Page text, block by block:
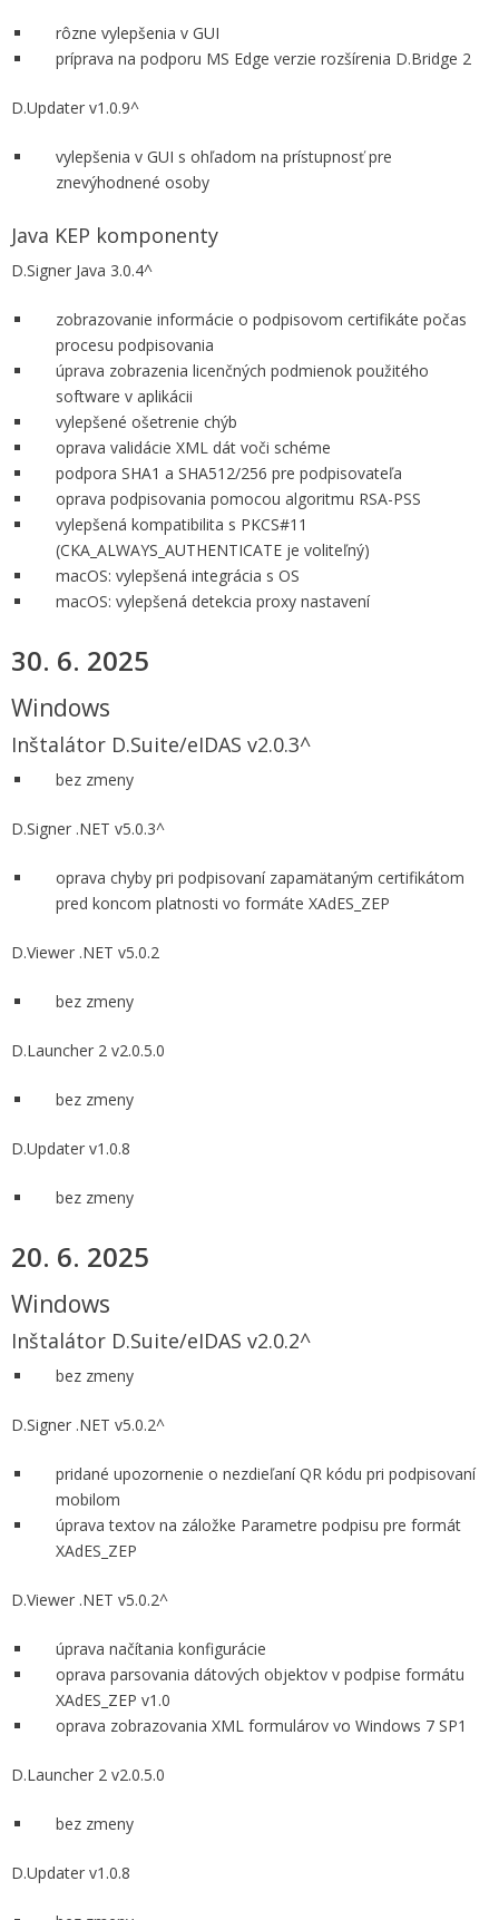
rôzne vylepšenia v GUI
príprava na podporu MS Edge verzie rozšírenia D.Bridge 2
D.Updater v1.0.9^
vylepšenia v GUI s ohľadom na prístupnosť pre
znevýhodnené osoby
Java KEP komponenty
D.Signer Java 3.0.4^
zobrazovanie informácie o podpisovom certifikáte počas
procesu podpisovania
úprava zobrazenia licenčných podmienok použitého
software v aplikácii
vylepšené ošetrenie chýb
oprava validácie XML dát voči schéme
podpora SHA1 a SHA512/256 pre podpisovateľa
oprava podpisovania pomocou algoritmu RSA-PSS
vylepšená kompatibilita s PKCS#11
(CKA_ALWAYS_AUTHENTICATE je voliteľný)
macOS: vylepšená integrácia s OS
macOS: vylepšená detekcia proxy nastavení
30. 6. 2025
Windows
Inštalátor D.Suite/eIDAS v2.0.3^
bez zmeny
D.Signer .NET v5.0.3^
oprava chyby pri podpisovaní zapamätaným certifikátom
pred koncom platnosti vo formáte XAdES_ZEP
D.Viewer .NET v5.0.2
bez zmeny
D.Launcher 2 v2.0.5.0
bez zmeny
D.Updater v1.0.8
bez zmeny
20. 6. 2025
Windows
Inštalátor D.Suite/eIDAS v2.0.2^
bez zmeny
D.Signer .NET v5.0.2^
pridané upozornenie o nezdieľaní QR kódu pri podpisovaní
mobilom
úprava textov na záložke Parametre podpisu pre formát
XAdES_ZEP
D.Viewer .NET v5.0.2^
úprava načítania konfigurácie
oprava parsovania dátových objektov v podpise formátu
XAdES_ZEP v1.0
oprava zobrazovania XML formulárov vo Windows 7 SP1
D.Launcher 2 v2.0.5.0
bez zmeny
D.Updater v1.0.8